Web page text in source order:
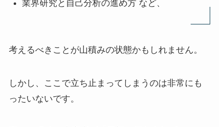
業界研究と自己分析の進め方 など、
考えるべきことが山積みの状態かもしれません。
しかし、ここで立ち止まってしまうのは非常にも
ったいないです。